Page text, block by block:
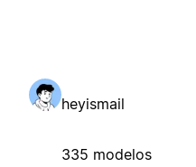
heyismail
335 modelos